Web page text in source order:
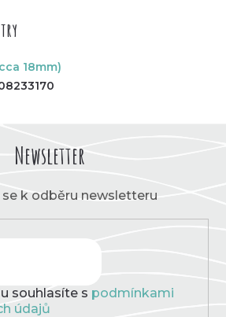
18mm)
Newsletter
k odběru newsletteru
souhlasíte s podmínkami
údajů